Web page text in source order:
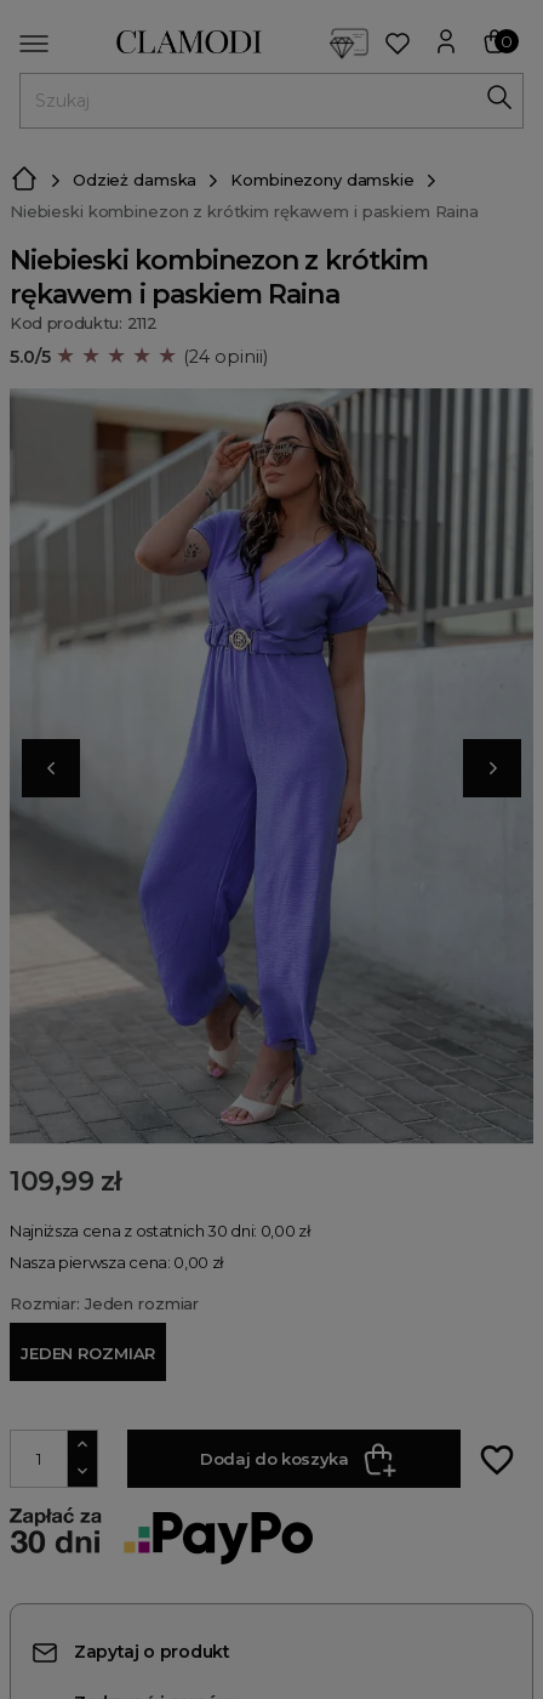
0
Odzież damska
Kombinezony damskie
Niebieski kombinezon z krótkim rękawem i paskiem Raina
Niebieski kombinezon z krótkim
rękawem i paskiem Raina
Kod produktu: 2112
5.0/5 ★ ★ ★ ★ ★ (24 opinii)
109,99 zł
Najniższa cena z ostatnich 30 dni: 0,00 zł
Nasza pierwsza cena: 0,00 zł
Rozmiar: Jeden rozmiar
JEDEN ROZMIAR
Dodaj do koszyka favorite_border
Zapytaj o produkt